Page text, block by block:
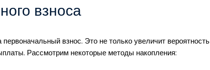
взноса
взнос. Это не только увеличит вероятность
Рассмотрим некоторые методы накопления: